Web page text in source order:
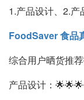
1.产品设计、2.产
FoodSaver 食品
综合用户晒货推
产品设计：